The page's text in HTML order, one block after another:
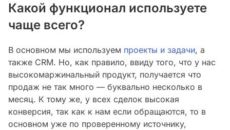
Какой функционал используете
чаще всего?
В основном мы используем проекты и задачи, а
также CRM. Но, как правило, ввиду того, что у нас
высокомаржинальный продукт, получается что
продаж не так много — буквально несколько в
месяц. К тому же, у всех сделок высокая
конверсия, так как к нам если обращаются, то в
основном уже по проверенному источнику,